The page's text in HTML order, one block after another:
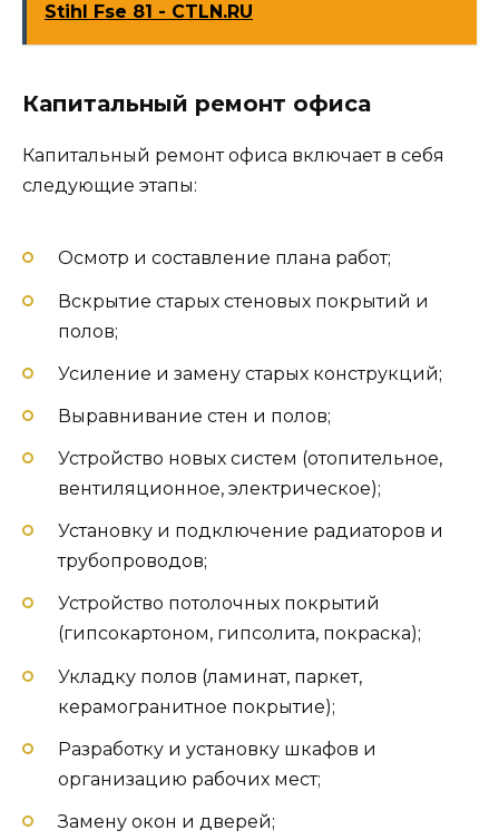
Stihl Fse 81 - CTLN.RU
Капитальный ремонт офиса
Капитальный ремонт офиса включает в себя
следующие этапы:
Осмотр и составление плана работ;
Вскрытие старых стеновых покрытий и
полов;
Усиление и замену старых конструкций;
Выравнивание стен и полов;
Устройство новых систем (отопительное,
вентиляционное, электрическое);
Установку и подключение радиаторов и
трубопроводов;
Устройство потолочных покрытий
(гипсокартоном, гипсолита, покраска);
Укладку полов (ламинат, паркет,
керамогранитное покрытие);
Разработку и установку шкафов и
организацию рабочих мест;
Замену окон и дверей;